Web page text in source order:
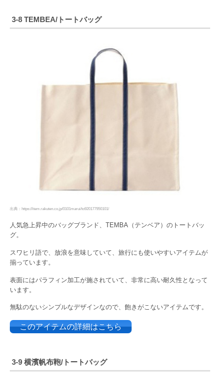
3-8 TEMBEA/トートバッグ
出典：https://item.rakuten.co.jp/0101marui/to920177950101/
人気急上昇中のバッグブランド、TEMBA（テンベア）のトートバッ
グ。
スワヒリ語で、放浪を意味していて、旅行にも使いやすいアイテムが
揃っています。
表面にはパラフィン加工が施されていて、非常に高い耐久性となって
います。
無駄のないシンプルなデザインなので、飽きがこないアイテムです。
このアイテムの詳細はこちら
3-9 横濱帆布鞄/トートバッグ